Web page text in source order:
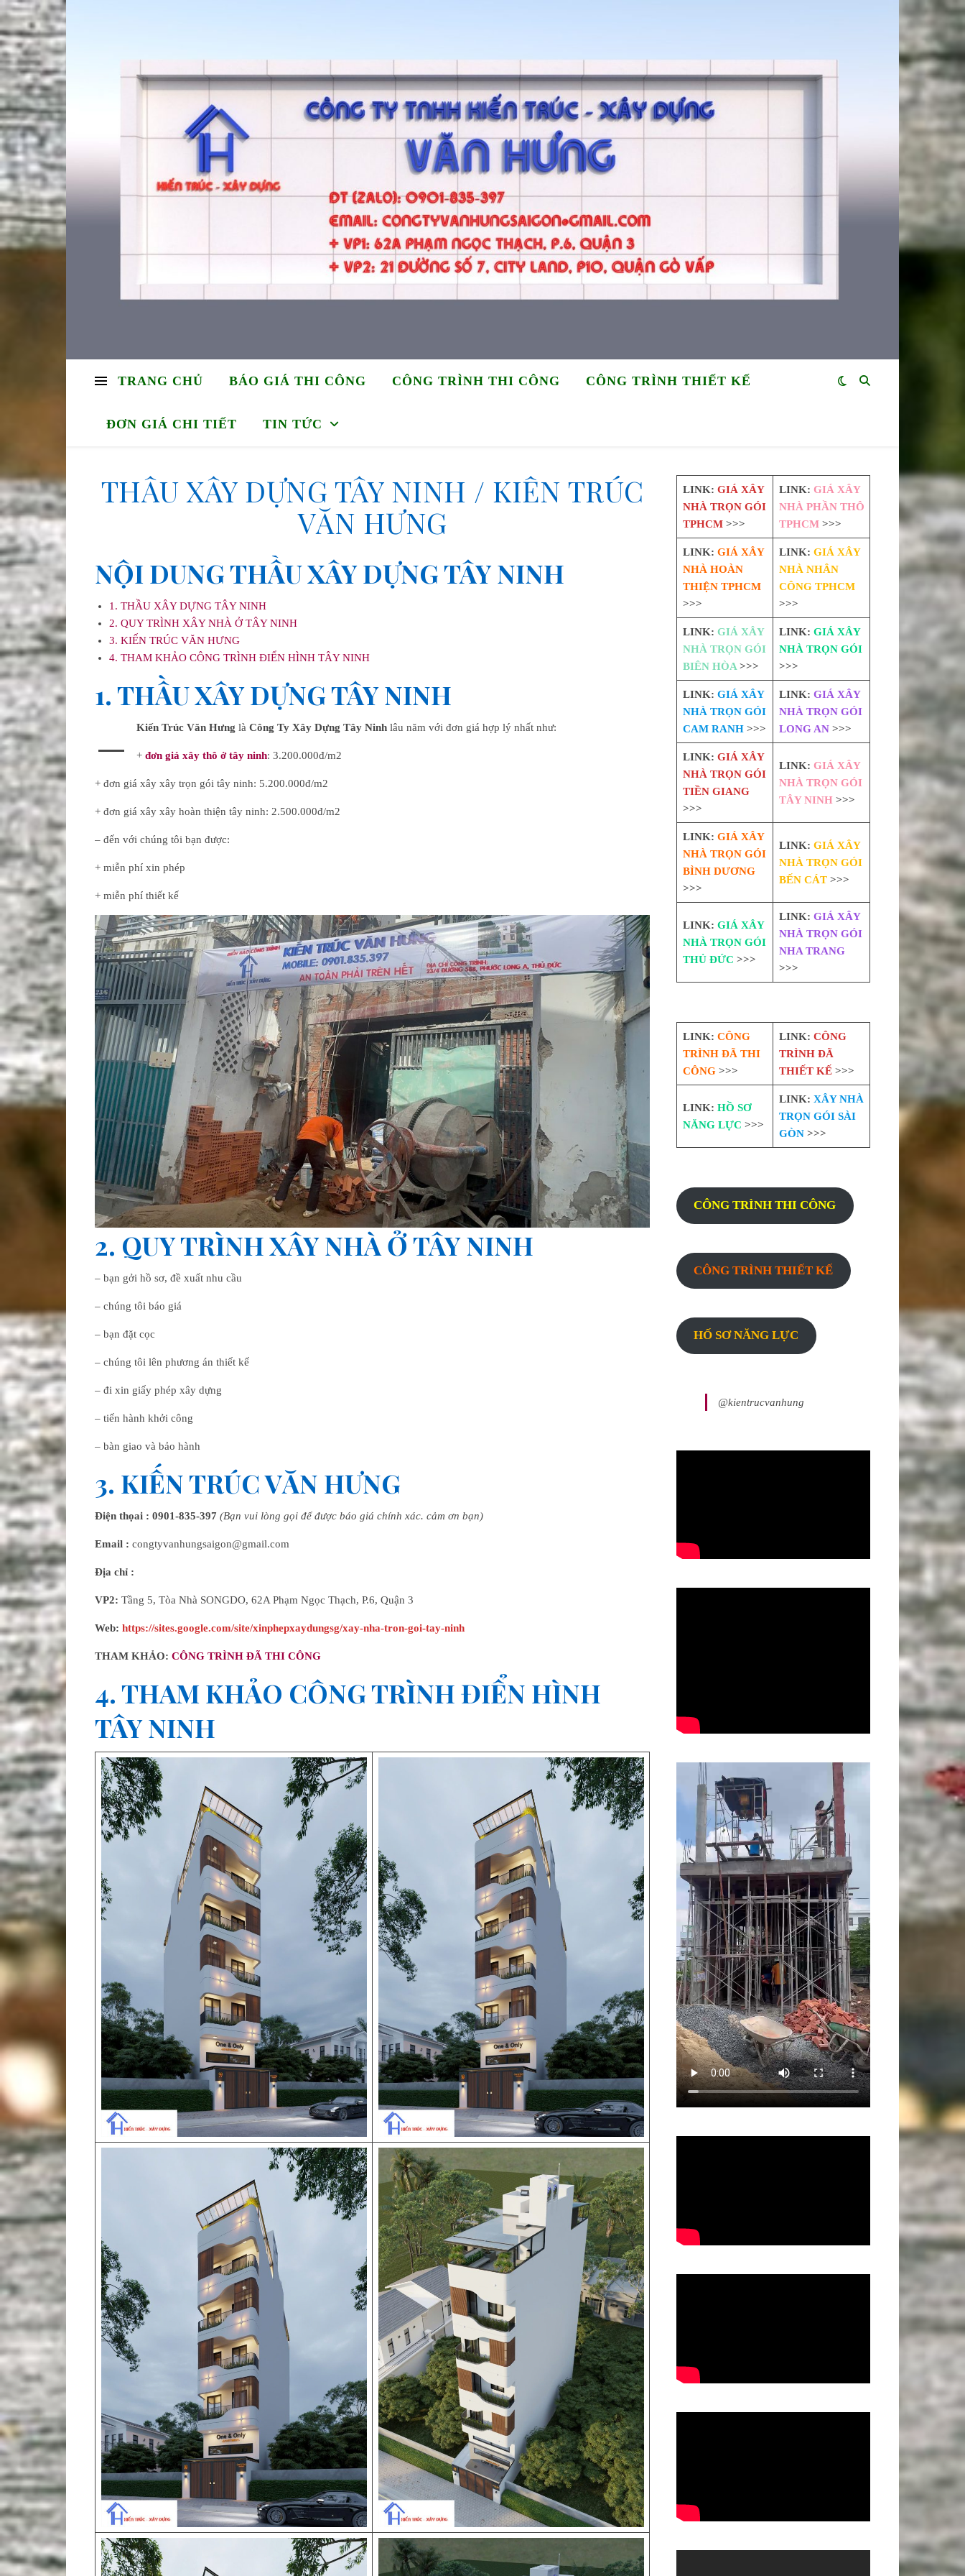
TRANG CHỦ BÁO GIÁ THI CÔNG CÔNG TRÌNH THI CÔNG CÔNG TRÌNH THIẾT KẾ
ĐƠN GIÁ CHI TIẾT TIN TỨC
THẦU XÂY DỰNG TÂY NINH / KIẾN TRÚC
VĂN HƯNG
NỘI DUNG THẦU XÂY DỰNG TÂY NINH
1. THẦU XÂY DỰNG TÂY NINH
2. QUY TRÌNH XÂY NHÀ Ở TÂY NINH
3. KIẾN TRÚC VĂN HƯNG
4. THAM KHẢO CÔNG TRÌNH ĐIỂN HÌNH TÂY NINH
1. THẦU XÂY DỰNG TÂY NINH
– Kiến Trúc Văn Hưng là Công Ty Xây Dựng Tây Ninh lâu năm với đơn giá hợp lý nhất như:
+ đơn giá xây thô ở tây ninh: 3.200.000đ/m2
+ đơn giá xây xây trọn gói tây ninh: 5.200.000đ/m2
+ đơn giá xây xây hoàn thiện tây ninh: 2.500.000đ/m2
– đến với chúng tôi bạn được:
+ miễn phí xin phép
+ miễn phí thiết kế
2. QUY TRÌNH XÂY NHÀ Ở TÂY NINH
– bạn gởi hồ sơ, đề xuất nhu cầu
– chúng tôi báo giá
– bạn đặt cọc
– chúng tôi lên phương án thiết kế
– đi xin giấy phép xây dựng
– tiến hành khởi công
– bàn giao và bảo hành
3. KIẾN TRÚC VĂN HƯNG
Điện thọai : 0901-835-397 (Bạn vui lòng gọi để được báo giá chính xác. cảm ơn bạn)
Email : congtyvanhungsaigon@gmail.com
Địa chỉ :
VP2: Tầng 5, Tòa Nhà SONGDO, 62A Phạm Ngọc Thạch, P.6, Quận 3
Web: https://sites.google.com/site/xinphepxaydungsg/xay-nha-tron-goi-tay-ninh
THAM KHẢO: CÔNG TRÌNH ĐÃ THI CÔNG
4. THAM KHẢO CÔNG TRÌNH ĐIỂN HÌNH
TÂY NINH
LINK: GIÁ XÂY
NHÀ TRỌN GÓI
TPHCM>>>
LINK: GIÁ XÂY
NHÀ PHẦN THÔ
TPHCM>>>
LINK: GIÁ XÂY
NHÀ HOÀN
THIỆN TPHCM
>>>
LINK: GIÁ XÂY
NHÀ NHÂN
CÔNG TPHCM
>>>
LINK: GIÁ XÂY
NHÀ TRỌN GÓI
BIÊN HÒA>>>
LINK: GIÁ XÂY
NHÀ TRỌN GÓI
>>>
LINK: GIÁ XÂY
NHÀ TRỌN GÓI
CAM RANH>>>
LINK: GIÁ XÂY
NHÀ TRỌN GÓI
LONG AN>>>
LINK: GIÁ XÂY
NHÀ TRỌN GÓI
TIỀN GIANG
>>>
LINK: GIÁ XÂY
NHÀ TRỌN GÓI
TÂY NINH>>>
LINK: GIÁ XÂY
NHÀ TRỌN GÓI
BÌNH DƯƠNG
>>>
LINK: GIÁ XÂY
NHÀ TRỌN GÓI
BẾN CÁT>>>
LINK: GIÁ XÂY
NHÀ TRỌN GÓI
THỦ ĐỨC >>>
LINK: GIÁ XÂY
NHÀ TRỌN GÓI
NHA TRANG
>>>
LINK: CÔNG
TRÌNH ĐÃ THI
CÔNG>>>
LINK: CÔNG
TRÌNH ĐÃ
THIẾT KẾ>>>
LINK: HỒ SƠ
NĂNG LỰC >>>
LINK: XÂY NHÀ
TRỌN GÓI SÀI
GÒN>>>
CÔNG TRÌNH THI CÔNG
CÔNG TRÌNH THIẾT KẾ
HỐ SƠ NĂNG LỰC
@kientrucvanhung